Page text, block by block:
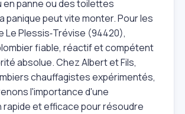
en panne ou des toilettes
panique peut vite monter. Pour les
Le Plessis‑Trévise (94420),
fiable, réactif et compétent
absolue. Chez Albert et Fils,
chauffagistes expérimentés,
l'importance d'une
et efficace pour résoudre